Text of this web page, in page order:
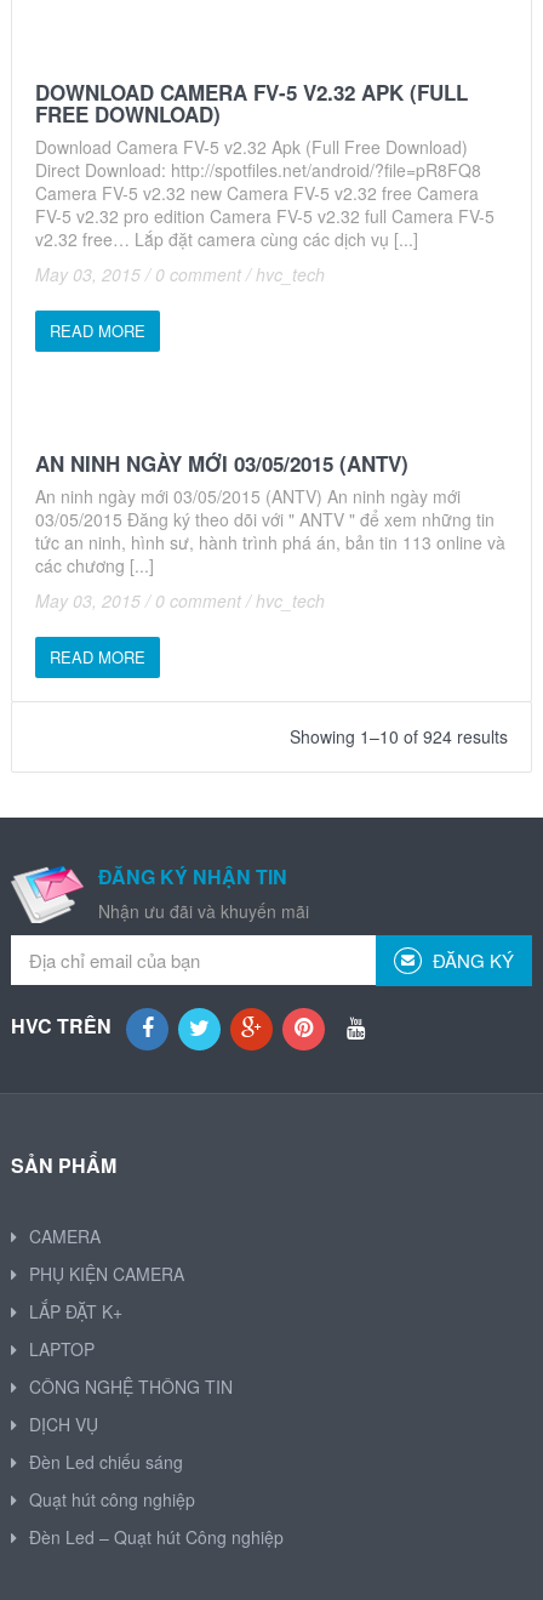
DOWNLOAD CAMERA FV-5 V2.32 APK (FULL
FREE DOWNLOAD)
Download Camera FV-5 v2.32 Apk (Full Free Download)
Direct Download: http://spotfiles.net/android/?file=pR8FQ8
Camera FV-5 v2.32 new Camera FV-5 v2.32 free Camera
FV-5 v2.32 pro edition Camera FV-5 v2.32 full Camera FV-5
v2.32 free… Lắp đặt camera cùng các dịch vụ [...]
May 03, 2015 / 0 comment / hvc_tech
READ MORE
AN NINH NGÀY MỚI 03/05/2015 (ANTV)
An ninh ngày mới 03/05/2015 (ANTV) An ninh ngày mới
03/05/2015 Đăng ký theo dõi với " ANTV " để xem những tin
tức an ninh, hình sư, hành trình phá án, bản tin 113 online và
các chương [...]
May 03, 2015 / 0 comment / hvc_tech
READ MORE
Showing 1–10 of 924 results
ĐĂNG KÝ NHẬN TIN
Nhận ưu đãi và khuyến mãi
ĐĂNG KÝ
HVC TRÊN
SẢN PHẨM
CAMERA
PHỤ KIỆN CAMERA
LẮP ĐẶT K+
LAPTOP
CÔNG NGHỆ THÔNG TIN
DỊCH VỤ
Đèn Led chiếu sáng
Quạt hút công nghiệp
Đèn Led – Quạt hút Công nghiệp